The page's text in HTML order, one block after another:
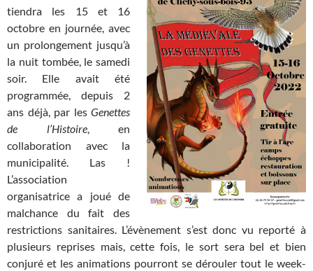
tiendra les 15 et 16
octobre en journée, avec
un prolongement jusqu’à
la nuit tombée, le samedi
soir. Elle avait été
programmée, depuis 2
ans déjà, par les Genettes
de l’Histoire, en
collaboration avec la
municipalité. Las !
L’association
organisatrice a joué de
malchance du fait des
restrictions sanitaires. L’évènement s’est donc vu reporté à
plusieurs reprises mais, cette fois, le sort sera bel et bien
conjuré et les animations pourront se dérouler tout le week-